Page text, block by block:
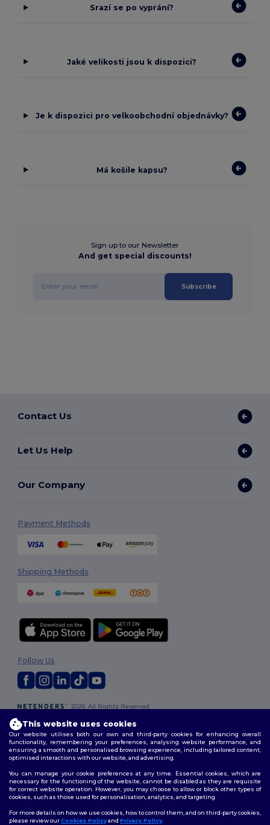
Srazí se po vyprání?
Jaké velikosti jsou k dispozici?
Je k dispozici pro velkoobchodní objednávky?
Má košile kapsu?
Sign up to our Newsletter
And get special discounts!
Subscribe
Contact Us
Let Us Help
Our Company
Payment Methods
Shipping Methods
2026. All Rights Reserved
Terms & Conditions
Policy|Site Map
Follow Us
This website uses cookies
Our website utilises both our own and third-party cookies for enhancing overall
functionality, remembering your preferences, analysing website performance, and
ensuring a smooth and personalised browsing experience, including tailored content,
optimised interactions with our website, and advertising.
You can manage your cookie preferences at any time. Essential cookies, which are
necessary for the functioning of the website, cannot be disabled as they are requisite
for correct website operation. However, you may choose to allow or block other types of
cookies, such as those used for personalisation, analytics, and targeting.
For more details on how we use cookies, how to control them, and on third-party cookies,
please review ourCookies Policyand Privacy Policy.